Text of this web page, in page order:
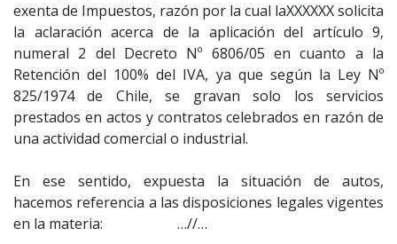
exenta de Impuestos, razón por la cual laXXXXXX solicita
la aclaración acerca de la aplicación del artículo 9,
numeral 2 del Decreto Nº 6806/05 en cuanto a la
Retención del 100% del IVA, ya que según la Ley Nº
825/1974 de Chile, se gravan solo los servicios
prestados en actos y contratos celebrados en razón de
una actividad comercial o industrial.
En ese sentido, expuesta la situación de autos,
hacemos referencia a las disposiciones legales vigentes
en la materia: …//…